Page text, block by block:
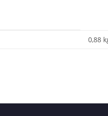
0,88